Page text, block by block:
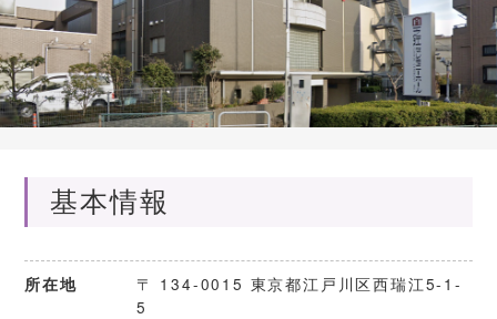
基本情報
所在地
〒 134-0015 東京都江戸川区西瑞江5-1-
5